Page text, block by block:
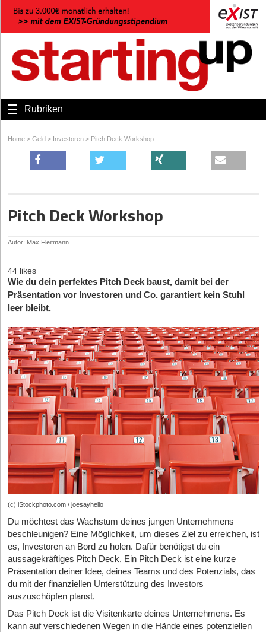
Rubriken
Home > Geld > Investoren > Pitch Deck Workshop
Pitch Deck Workshop
Autor: Max Fleitmann
44 likes
Wie du dein perfektes Pitch Deck baust, damit bei der
Präsentation vor Investoren und Co. garantiert kein Stuhl
leer bleibt.
(c) iStockphoto.com / joesayhello
Du möchtest das Wachstum deines jungen Unternehmens
beschleunigen? Eine Möglichkeit, um dieses Ziel zu erreichen, ist
es, Investoren an Bord zu holen. Dafür benötigst du ein
aussagekräftiges Pitch Deck. Ein Pitch Deck ist eine kurze
Präsentation deiner Idee, deines Teams und des Potenzials, das
du mit der finanziellen Unterstützung des Investors
auszuschöpfen planst.
Das Pitch Deck ist die Visitenkarte deines Unternehmens. Es
kann auf verschiedenen Wegen in die Hände eines potenziellen